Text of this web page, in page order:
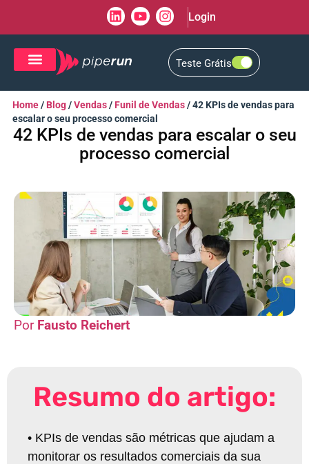
Login
Teste Grátis
Home/ Blog/Vendas/ Funil de Vendas/42 KPIs de vendas para
escalar o seu processo comercial
42 KPIs de vendas para escalar o seu
processo comercial
Fausto Reichert
Resumo do artigo:
• KPIs de vendas são métricas que ajudam a
monitorar os resultados comerciais da sua